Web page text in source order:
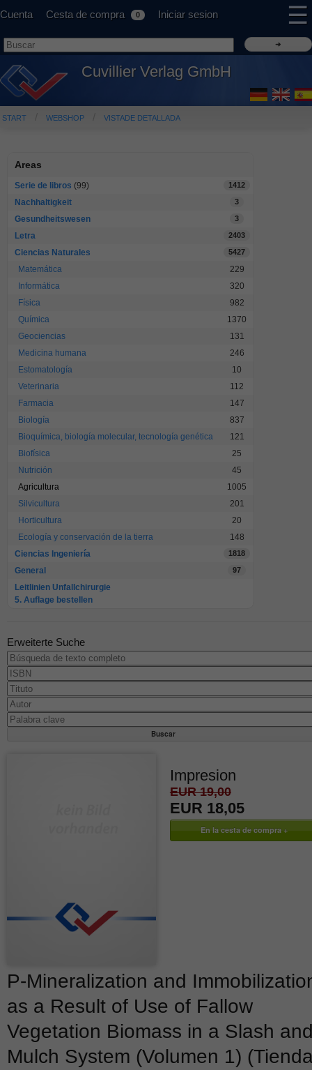
Cuenta Cesta de compra 0 Iniciar sesion ☰
Cuvillier Verlag GmbH
START WEBSHOP VISTADE DETALLADA
Areas
Serie de libros (99) 1412
Nachhaltigkeit 3
Gesundheitswesen 3
Letra 2403
Ciencias Naturales 5427
Matemática
229
Informática
320
Física
982
Química
1370
Geociencias
131
Medicina humana
246
Estomatología
10
Veterinaria
112
Farmacia
147
Biología
837
Bioquímica, biología molecular, tecnología genética
121
Biofísica
25
Nutrición
45
Agricultura
1005
Silvicultura
201
Horticultura
20
Ecología y conservación de la tierra
148
Ciencias Ingeniería
1818
General 97
Leitlinien Unfallchirurgie
5. Auflage bestellen
Erweiterte Suche
Impresion
EUR 19,00
EUR 18,05
P-Mineralization and
as a Result of Use of Fallow
Vegetation Biomass in a Slash
Mulch System (Volumen 1)